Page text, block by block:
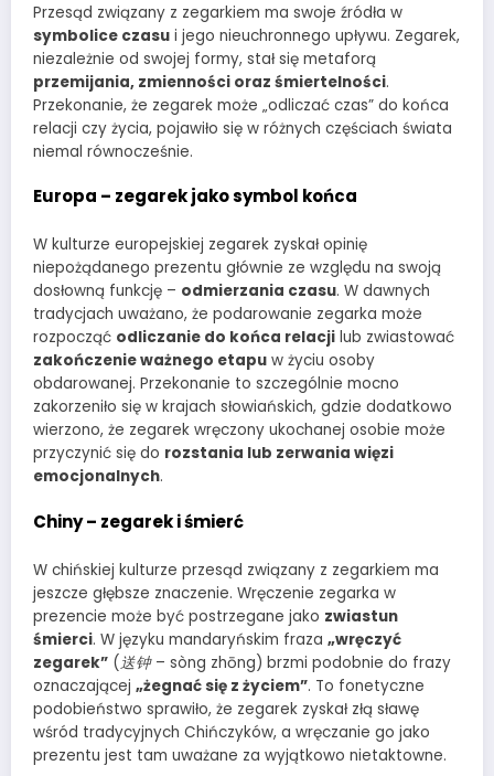
Przesąd związany z zegarkiem ma swoje źródła w
symbolice czasu i jego nieuchronnego upływu. Zegarek,
niezależnie od swojej formy, stał się metaforą
przemijania, zmienności oraz śmiertelności.
Przekonanie, że zegarek może „odliczać czas” do końca
relacji czy życia, pojawiło się w różnych częściach świata
niemal równocześnie.
Europa – zegarek jako symbol końca
W kulturze europejskiej zegarek zyskał opinię
niepożądanego prezentu głównie ze względu na swoją
dosłowną funkcję – odmierzania czasu. W dawnych
tradycjach uważano, że podarowanie zegarka może
rozpocząć odliczanie do końca relacji lub zwiastować
zakończenie ważnego etapu w życiu osoby
obdarowanej. Przekonanie to szczególnie mocno
zakorzeniło się w krajach słowiańskich, gdzie dodatkowo
wierzono, że zegarek wręczony ukochanej osobie może
przyczynić się do rozstania lub zerwania więzi
emocjonalnych.
Chiny – zegarek i śmierć
W chińskiej kulturze przesąd związany z zegarkiem ma
jeszcze głębsze znaczenie. Wręczenie zegarka w
prezencie może być postrzegane jako zwiastun
śmierci. W języku mandaryńskim fraza „wręczyć
zegarek” (送钟– sòng zhōng) brzmi podobnie do frazy
oznaczającej „żegnać się z życiem”. To fonetyczne
podobieństwo sprawiło, że zegarek zyskał złą sławę
wśród tradycyjnych Chińczyków, a wręczanie go jako
prezentu jest tam uważane za wyjątkowo nietaktowne.